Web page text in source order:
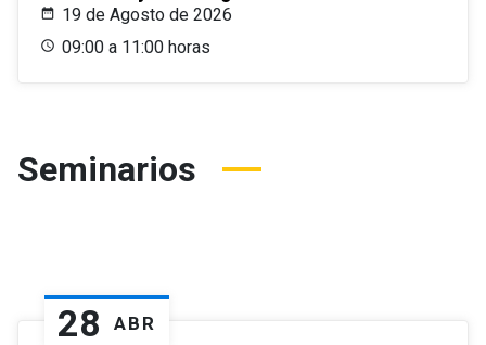
19 de Agosto de 2026
09:00 a 11:00 horas
Seminarios
28 ABR